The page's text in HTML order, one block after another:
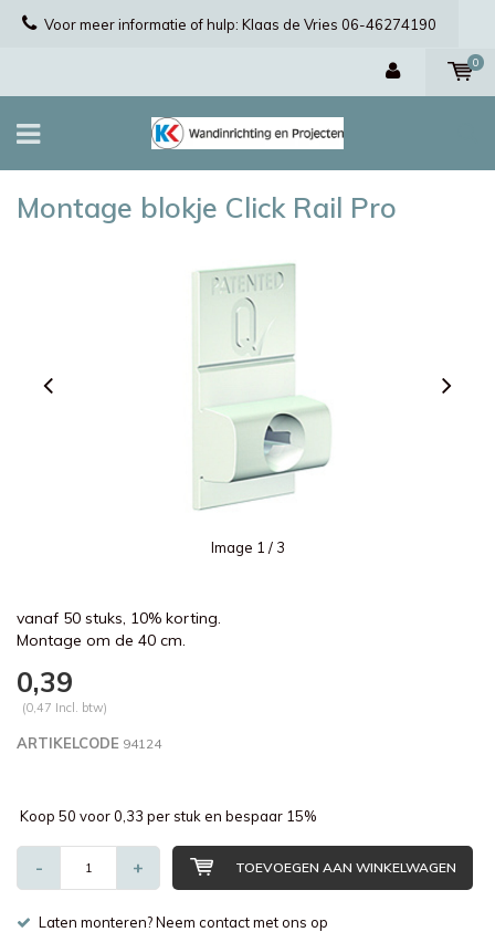
Voor meer informatie of hulp: Klaas de Vries 06-46274190
0
Montage blokje Click Rail Pro
Image 1 / 3
vanaf 50 stuks, 10% korting.
Montage om de 40 cm.
0,39
(0,47 Incl. btw)
ARTIKELCODE 94124
Koop 50 voor 0,33 per stuk en bespaar 15%
- + TOEVOEGEN AAN WINKELWAGEN
Laten monteren? Neem contact met ons op